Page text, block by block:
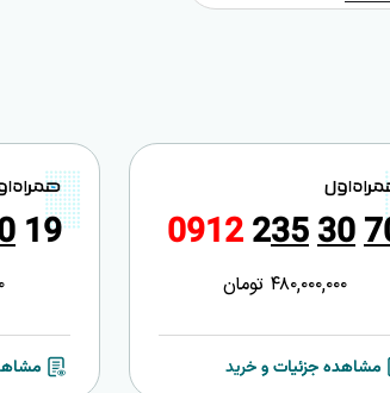
0912235307
480,000,000 تومان
مشاهده جزئیات و خرید
19